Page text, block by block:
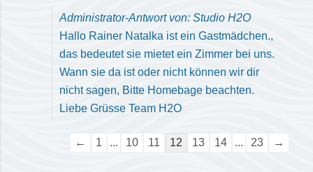
Administrator-Antwort von: Studio H2O
Hallo Rainer Natalka ist ein Gastmädchen.,
das bedeutet sie mietet ein Zimmer bei uns.
Wann sie da ist oder nicht können wir dir
nicht sagen, Bitte Homebage beachten.
Liebe Grüsse Team H2O
Navigation
← 1 ... 10 11 12 13 14 ... 23 →